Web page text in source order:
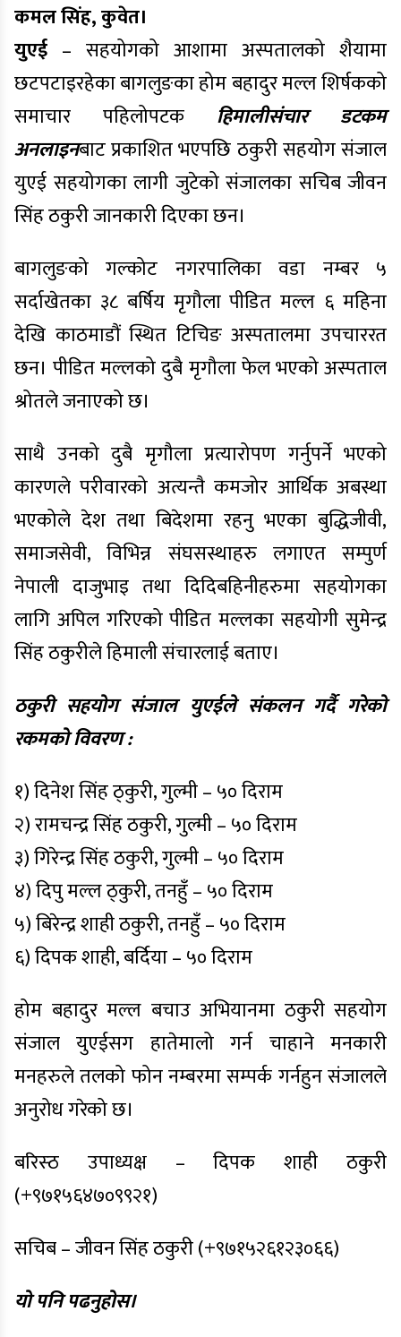
कमल सिंह, कुवेत।
युएई – सहयोगको आशामा अस्पतालको शैयामा
छटपटाइरहेका बागलुङका होम बहादुर मल्लशिर्षकको
समाचार पहिलोपटक हिमालीसंचार डटकम
अनलाइनबाट प्रकाशित भएपछि ठकुरी सहयोग संजाल
युएई सहयोगका लागी जुटेको संजालका सचिब जीवन
सिंह ठकुरी जानकारी दिएका छन।
बागलुङको गल्कोट नगरपालिका वडा नम्बर ५
सर्दाखेतका ३८ बर्षिय मृगौला पीडित मल्ल ६ महिना
देखि काठमाडौं स्थित टिचिङ अस्पतालमा उपचाररत
छन। पीडित मल्लको दुबै मृगौला फेल भएको अस्पताल
श्रोतले जनाएको छ।
साथै उनको दुबै मृगौला प्रत्यारोपण गर्नुपर्ने भएको
कारणले परीवारको अत्यन्तै कमजोर आर्थिक अबस्था
भएकोले देश तथा बिदेशमा रहनु भएका बुद्धिजीवी,
समाजसेवी, विभिन्न संघसस्थाहरु लगाएत सम्पुर्ण
नेपाली दाजुभाइ तथा दिदिबहिनीहरुमा सहयोगका
लागि अपिल गरिएको पीडित मल्लका सहयोगी सुमेन्द्र
सिंह ठकुरीले हिमाली संचारलाई बताए।
ठकुरी सहयोग संजाल युएईले संकलन गर्दै गरेको
रकमको विवरण :
१) दिनेश सिंह ठ्कुरी, गुल्मी – ५० दिराम
२) रामचन्द्र सिंह ठकुरी, गुल्मी – ५० दिराम
३) गिरेन्द्र सिंह ठकुरी, गुल्मी – ५० दिराम
४) दिपु मल्ल ठ्कुरी, तनहुँ – ५० दिराम
५) बिरेन्द्र शाही ठकुरी, तनहुँ – ५० दिराम
६) दिपक शाही, बर्दिया – ५० दिराम
होम बहादुर मल्ल बचाउ अभियानमा ठकुरी सहयोग
संजाल युएईसग हातेमालो गर्न चाहाने मनकारी
मनहरुले तलको फोन नम्बरमा सम्पर्क गर्नहुन संजालले
अनुरोध गरेको छ।
बरिस्ठ उपाध्यक्ष – दिपक शाही ठकुरी
(+९७१५६४७०९९२१)
सचिब – जीवन सिंह ठकुरी(+९७१५२६१२३०६६)
यो पनि पढनुहोस।